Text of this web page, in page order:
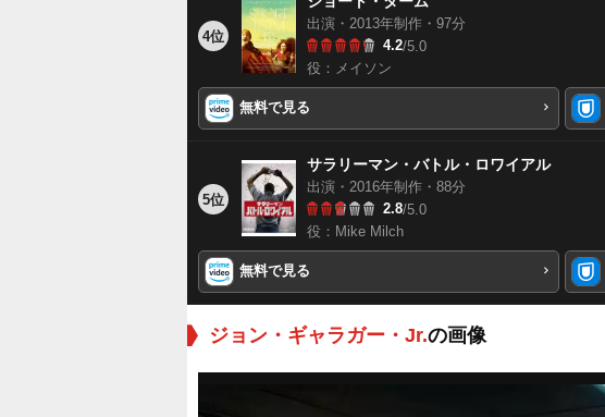
4位
出演・2013年制作・97分
4.2/5.0
役：メイソン
無料で見る
5位
サラリーマン・バトル・ロワイアル
出演・2016年制作・88分
2.8/5.0
役：Mike Milch
無料で見る
ジョン・ギャラガー・Jr.の画像